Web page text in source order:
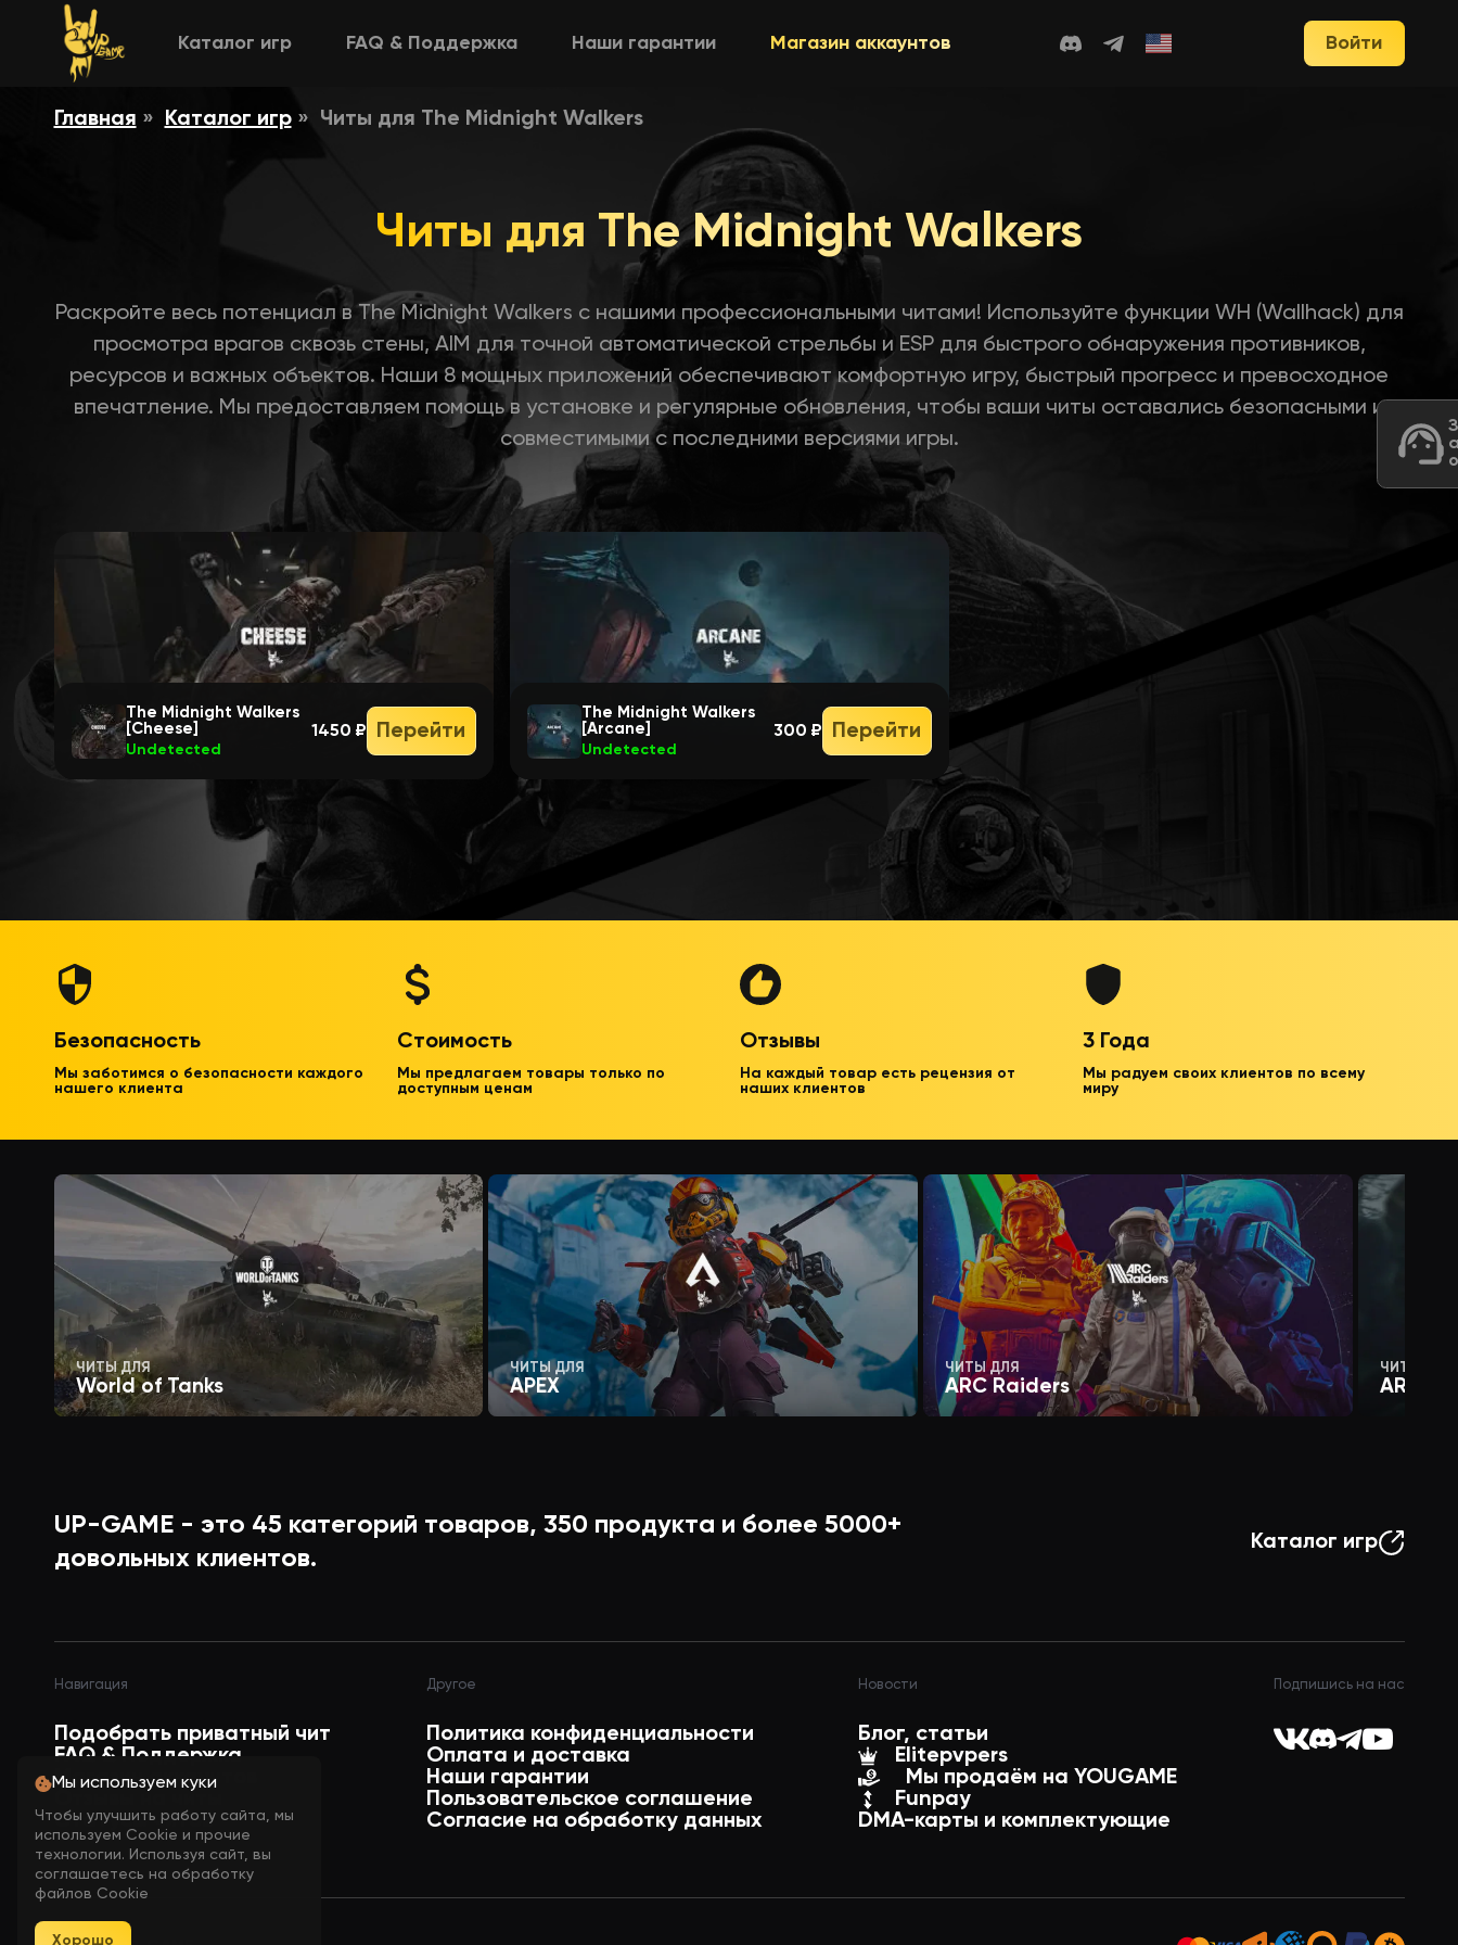
Каталог игр FAQ & Поддержка Наши гарантии Магазин аккаунтов Войти
Главная Каталог игр Читы для The Midnight Walkers
Читы для The Midnight Walkers
Раскройте весь потенциал в The Midnight Walkers с нашими профессиональными читами! Используйте функции WH (Wallhack) для
просмотра врагов сквозь стены, AIM для точной автоматической стрельбы и ESP для быстрого обнаружения противников,
ресурсов и важных объектов. Наши 8 мощных приложений обеспечивают комфортную игру, быстрый прогресс и превосходное
впечатление. Мы предоставляем помощь в установке и регулярные обновления, чтобы ваши читы оставались безопасными и
совместимыми с последними версиями игры.
The Midnight Walkers
[Cheese]
Undetected
1450 ₽ Перейти
The Midnight Walkers
[Arcane]
Undetected
300 ₽ Перейти
Безопасность
Мы заботимся о безопасности каждого
нашего клиента
Стоимость
Мы предлагаем товары только по
доступным ценам
Отзывы
На каждый товар есть рецензия от
наших клиентов
3 Года
Мы радуем своих клиентов по всему
миру
ЧИТЫ ДЛЯ
World of Tanks
ЧИТЫ ДЛЯ
APEX
ЧИТЫ ДЛЯ
ARC Raiders
ЧИТЫ ДЛЯ
ARENA
UP-GAME - это 45 категорий товаров, 350 продукта и более 5000+
довольных клиентов.
Каталог игр
Навигация
Подобрать приватный чит
FAQ & Поддержка
Магазин аккаунтов
Статусы читов
Другое
Политика конфиденциальности
Оплата и доставка
Наши гарантии
Пользовательское соглашение
Согласие на обработку данных
Новости
Блог, статьи
Elitepvpers
Мы продаём на YOUGAME
Funpay
DMA-карты и комплектующие
Подпишись на нас
Мы используем куки
Чтобы улучшить работу сайта, мы
используем Cookie и прочие
технологии. Используя сайт, вы
соглашаетесь на обработку
файлов Cookie
Хорошо